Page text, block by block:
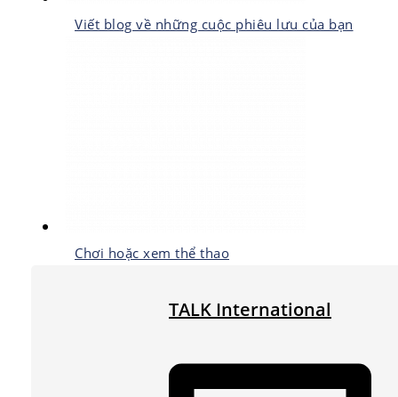
Viết blog về những cuộc phiêu lưu của bạn
Chơi hoặc xem thể thao
TALK International